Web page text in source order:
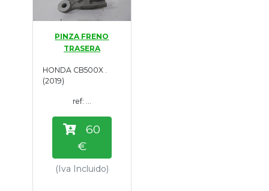
Motores
Usados
Formulario
Empresa
Contacto
PINZA FRENO
TRASERA
HONDA CB500X .
(2019)
ref: ...
60
€
(Iva Incluido)